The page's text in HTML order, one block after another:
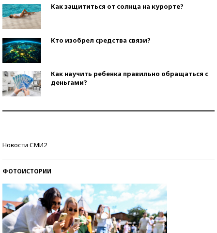
Как защититься от солнца на курорте?
Кто изобрел средства связи?
Как научить ребенка правильно обращаться с
деньгами?
Новости СМИ2
ФОТОИСТОРИИ